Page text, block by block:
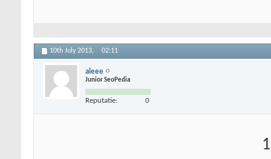
10th July 2013, 02:11
aleee
Junior SeoPedia
Reputatie: 0